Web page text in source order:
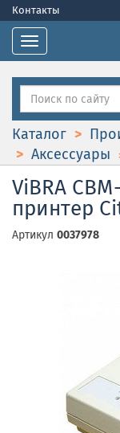
Контакты
Toggle navigation
Каталог
Аксессуары
ViBRA
принтер
Артикул 0037978